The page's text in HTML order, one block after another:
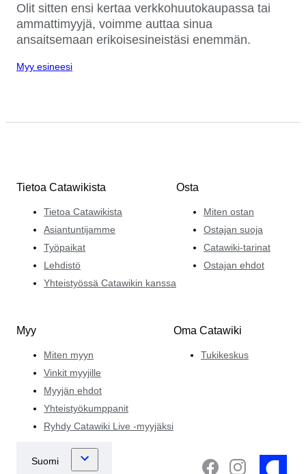
Olit sitten ensi kertaa verkkohuutokaupassa tai
ammattimyyjä, voimme auttaa sinua
ansaitsemaan erikoisesineistäsi enemmän.
Myy esineesi
Tietoa Catawikista
Tietoa Catawikista
Asiantuntijamme
Työpaikat
Lehdistö
Yhteistyössä Catawikin kanssa
Osta
Miten ostan
Ostajan suoja
Catawiki-tarinat
Ostajan ehdot
Myy
Miten myyn
Vinkit myyjille
Myyjän ehdot
Yhteistyökumppanit
Ryhdy Catawiki Live -myyjäksi
Oma Catawiki
Tukikeskus